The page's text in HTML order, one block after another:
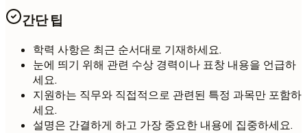
간단 팁
학력 사항은 최근 순서대로 기재하세요.
눈에 띄기 위해 관련 수상 경력이나 표창 내용을 언급하
세요.
지원하는 직무와 직접적으로 관련된 특정 과목만 포함하
세요.
설명은 간결하게 하고 가장 중요한 내용에 집중하세요.